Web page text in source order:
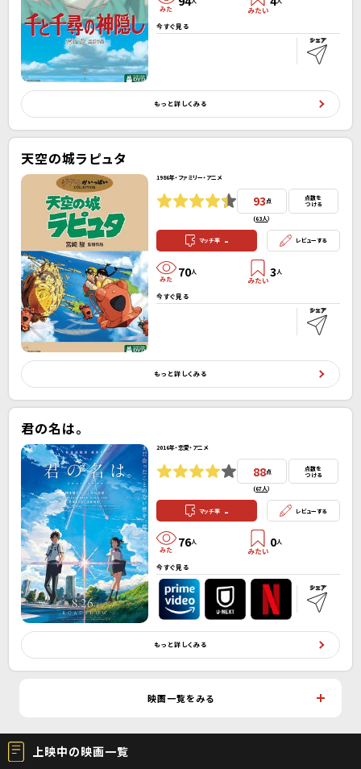
今すぐ見る
もっと詳しくみる
天空の城ラピュタ
1986年・ファミリー・アニメ
93点
(63人）
点数を
つける
マッチ率 - レビューする
70人 3人
今すぐ見る
もっと詳しくみる
君の名は。
2016年・恋愛・アニメ
88点
(67人）
点数を
つける
マッチ率 - レビューする
76人 0人
今すぐ見る
もっと詳しくみる
映画一覧をみる
上映中の映画一覧